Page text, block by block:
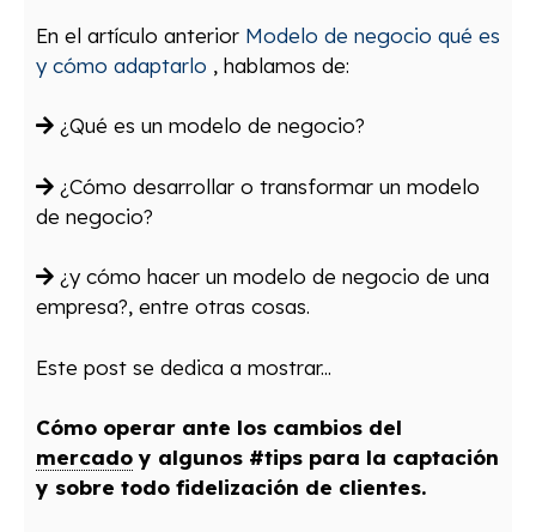
En el artículo anterior Modelo de negocio qué es
y cómo adaptarlo , hablamos de:
¿Qué es un modelo de negocio?
¿Cómo desarrollar o transformar un modelo
de negocio?
¿y cómo hacer un modelo de negocio de una
empresa?, entre otras cosas.
Este post se dedica a mostrar...
Cómo operar ante los cambios del
mercadoy algunos #tips para la captación
y sobre todo fidelización de clientes.